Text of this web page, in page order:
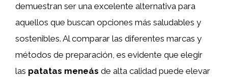
demuestran ser una excelente alternativa para
aquellos que buscan opciones más saludables y
sostenibles. Al comparar las diferentes marcas y
métodos de preparación, es evidente que elegir
las patatas meneás de alta calidad puede elevar